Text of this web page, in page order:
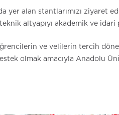
yer alan stantlarımızı
altyapıyı akademik ve
ve velilerin tercih
olmak amacıyla Anadolu